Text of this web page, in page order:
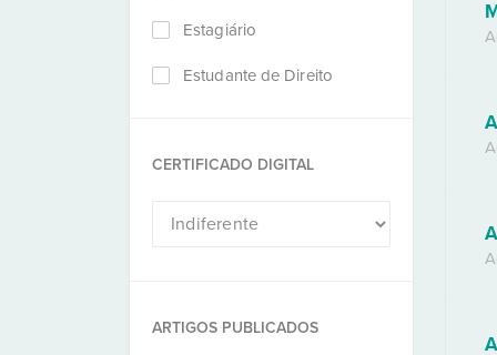
Estagiário
Estudante de Direito
CERTIFICADO DIGITAL
ARTIGOS PUBLICADOS